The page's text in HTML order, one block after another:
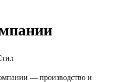
— производство и